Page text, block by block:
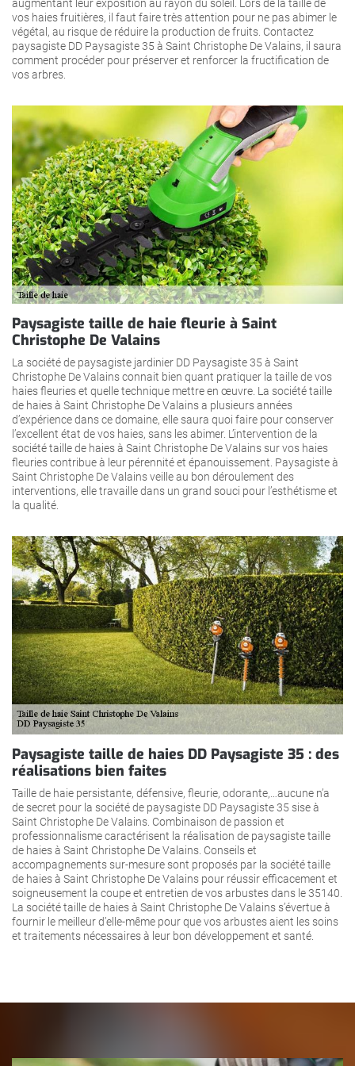
augmentant leur exposition au rayon du soleil. Lors de la taille de
vos haies fruitières, il faut faire très attention pour ne pas abimer le
végétal, au risque de réduire la production de fruits. Contactez
paysagiste DD Paysagiste 35 à Saint Christophe De Valains, il saura
comment procéder pour préserver et renforcer la fructification de
vos arbres.
Paysagiste taille de haie fleurie à Saint
Christophe De Valains
La société de paysagiste jardinier DD Paysagiste 35 à Saint
Christophe De Valains connait bien quant pratiquer la taille de vos
haies fleuries et quelle technique mettre en œuvre. La société taille
de haies à Saint Christophe De Valains a plusieurs années
d’expérience dans ce domaine, elle saura quoi faire pour conserver
l’excellent état de vos haies, sans les abimer. L’intervention de la
société taille de haies à Saint Christophe De Valains sur vos haies
fleuries contribue à leur pérennité et épanouissement. Paysagiste à
Saint Christophe De Valains veille au bon déroulement des
interventions, elle travaille dans un grand souci pour l’esthétisme et
la qualité.
Paysagiste taille de haies DD Paysagiste 35 : des
réalisations bien faites
Taille de haie persistante, défensive, fleurie, odorante,…aucune n’a
de secret pour la société de paysagiste DD Paysagiste 35 sise à
Saint Christophe De Valains. Combinaison de passion et
professionnalisme caractérisent la réalisation de paysagiste taille
de haies à Saint Christophe De Valains. Conseils et
accompagnements sur-mesure sont proposés par la société taille
de haies à Saint Christophe De Valains pour réussir efficacement et
soigneusement la coupe et entretien de vos arbustes dans le 35140.
La société taille de haies à Saint Christophe De Valains s’évertue à
fournir le meilleur d’elle-même pour que vos arbustes aient les soins
et traitements nécessaires à leur bon développement et santé.